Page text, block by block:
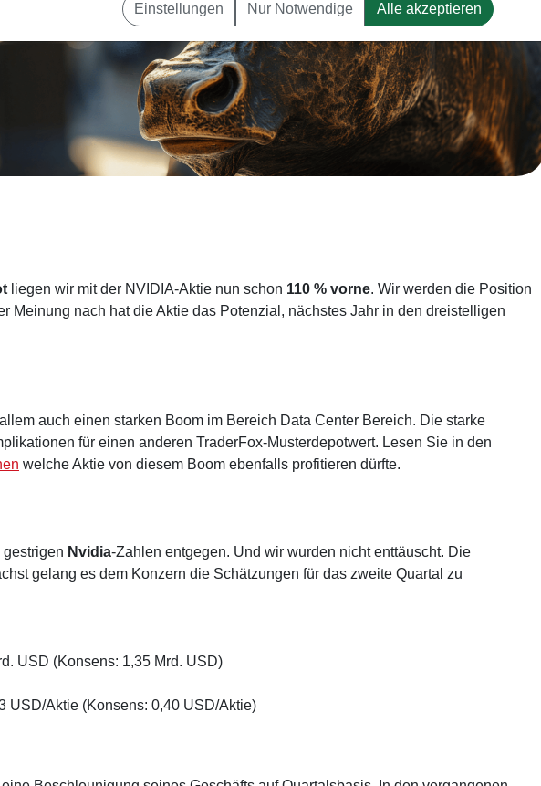
liegen wir mit der NVIDIA-Aktie nun schon 110 % vorne. Wir werden die Position
Meinung nach hat die Aktie das Potenzial, nächstes Jahr in den dreistelligen
auch einen starken Boom im Bereich Data Center Bereich. Die starke
für einen anderen TraderFox-Musterdepotwert. Lesen Sie in den
welche Aktie von diesem Boom ebenfalls profitieren dürfte.
gestrigen Nvidia-Zahlen entgegen. Und wir wurden nicht enttäuscht. Die
gelang es dem Konzern die Schätzungen für das zweite Quartal zu
USD (Konsens: 1,35 Mrd. USD)
USD/Aktie (Konsens: 0,40 USD/Aktie)
Einstellungen Nur Notwendige Alle akzeptieren